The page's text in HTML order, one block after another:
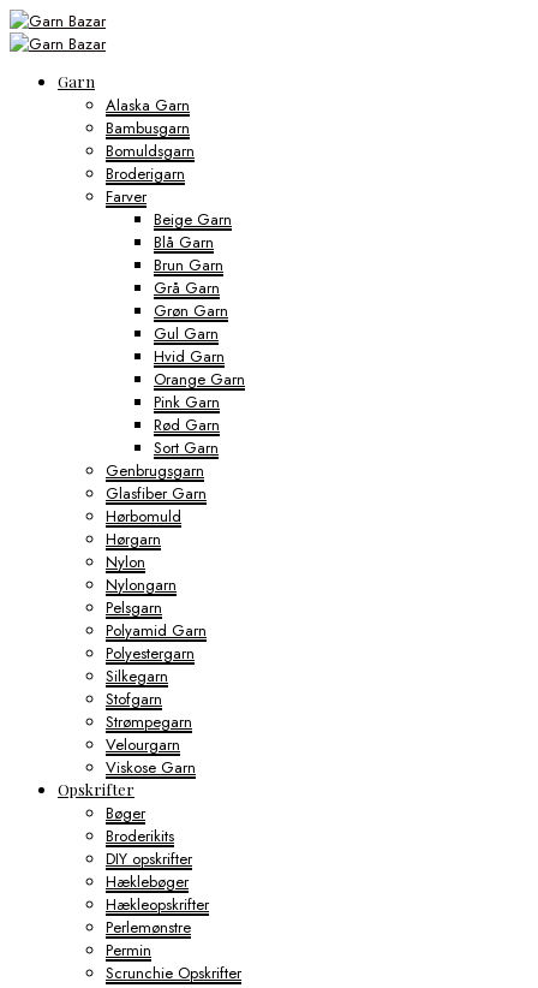
Garn
Alaska Garn
Bambusgarn
Bomuldsgarn
Broderigarn
Farver
Beige Garn
Blå Garn
Brun Garn
Grå Garn
Grøn Garn
Gul Garn
Hvid Garn
Orange Garn
Pink Garn
Rød Garn
Sort Garn
Genbrugsgarn
Glasfiber Garn
Hørbomuld
Hørgarn
Nylon
Nylongarn
Pelsgarn
Polyamid Garn
Polyestergarn
Silkegarn
Stofgarn
Strømpegarn
Velourgarn
Viskose Garn
Opskrifter
Bøger
Broderikits
DIY opskrifter
Hæklebøger
Hækleopskrifter
Perlemønstre
Permin
Scrunchie Opskrifter